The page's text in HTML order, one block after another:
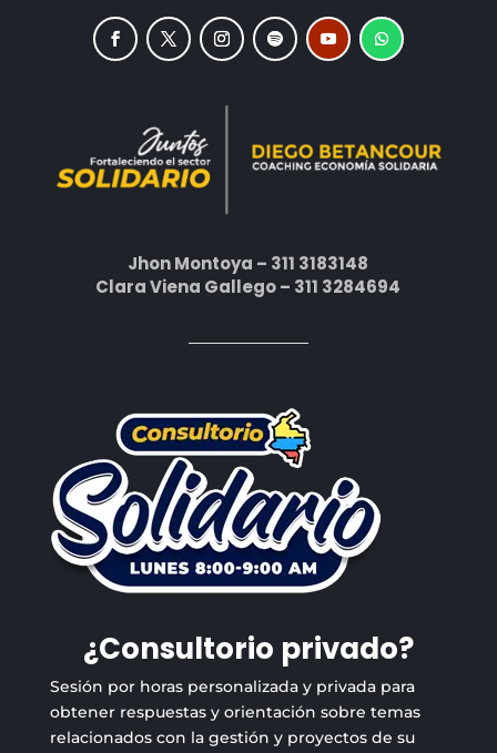
Jhon Montoya – 311 3183148
Clara Viena Gallego – 311 3284694
¿Consultorio privado?
Sesión por horas personalizada y privada para
obtener respuestas y orientación sobre temas
relacionados con la gestión y proyectos de su